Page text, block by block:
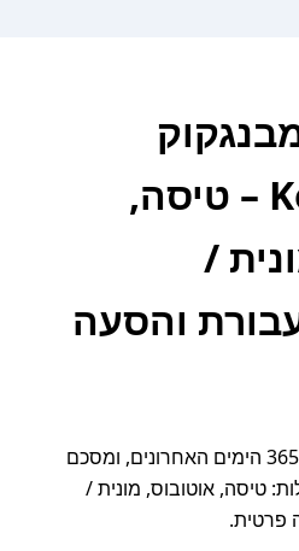
לKoh Lanta – טיסה,
/
והסעה
המידע מבוסס על נתוני 365 הימים האחרונים, ומסכם
טיסה, אוטובוס, מונית /
פרטית.